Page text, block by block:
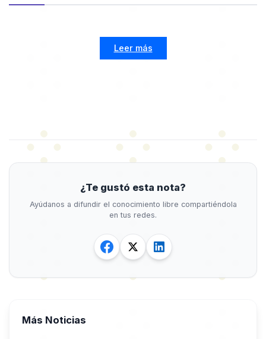
Leer más
¿Te gustó esta nota?
Ayúdanos a difundir el conocimiento libre compartiéndola
en tus redes.
Más Noticias